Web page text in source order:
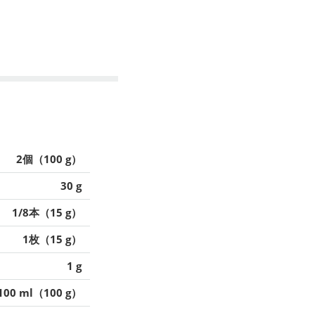
2個（100 g）
30 g
1/8本（15 g）
1枚（15 g）
1 g
ml（100 g）